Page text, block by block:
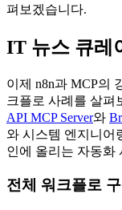
펴보겠습니다.
IT 뉴스 큐레
이제 n8n과 MCP의
크플로 사례를 살펴
API MCP Server와
와 시스템 엔지니어
인에 올리는 자동화
전체 워크플로